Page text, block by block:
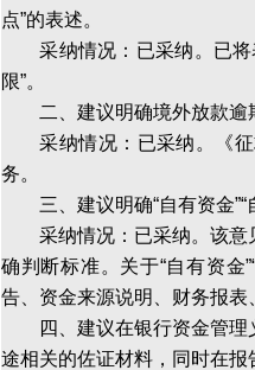
点”的表述。
采纳情况：已采纳。已将
限”。
二、建议明确境外放款逾
采纳情况：已采纳。《征
务。
三、建议明确“自有资金”“
采纳情况：已采纳。该意
确判断标准。关于“自有资金
告、资金来源说明、财务报表
四、建议在银行资金管理
途相关的佐证材料，同时在报